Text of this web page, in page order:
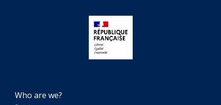
NAVIGATION
Who are we?